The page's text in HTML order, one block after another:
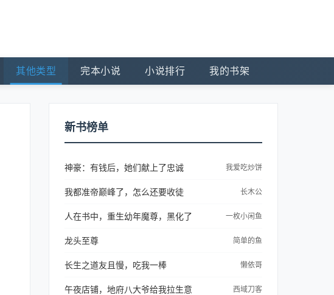
其他类型 完本小说 小说排行 我的书架
新书榜单
神豪：有钱后，她们献上了忠诚 我爱吃炒饼
我都准帝巅峰了，怎么还要收徒 长木公
人在书中，重生幼年魔尊，黑化了 一枚小闲鱼
龙头至尊 简单的鱼
长生之道友且慢，吃我一棒 懒依哥
午夜店铺，地府八大爷给我拉生意 西域刀客